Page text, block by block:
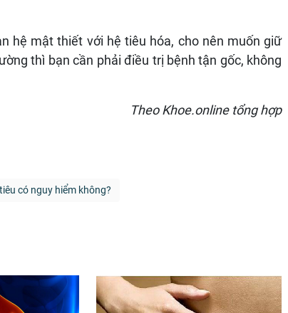
hệ mật thiết với hệ tiêu hóa, cho nên muốn giữ
thì bạn cần phải điều trị bệnh tận gốc, không
Theo Khoe.online tổng hợp
có nguy hiểm không?